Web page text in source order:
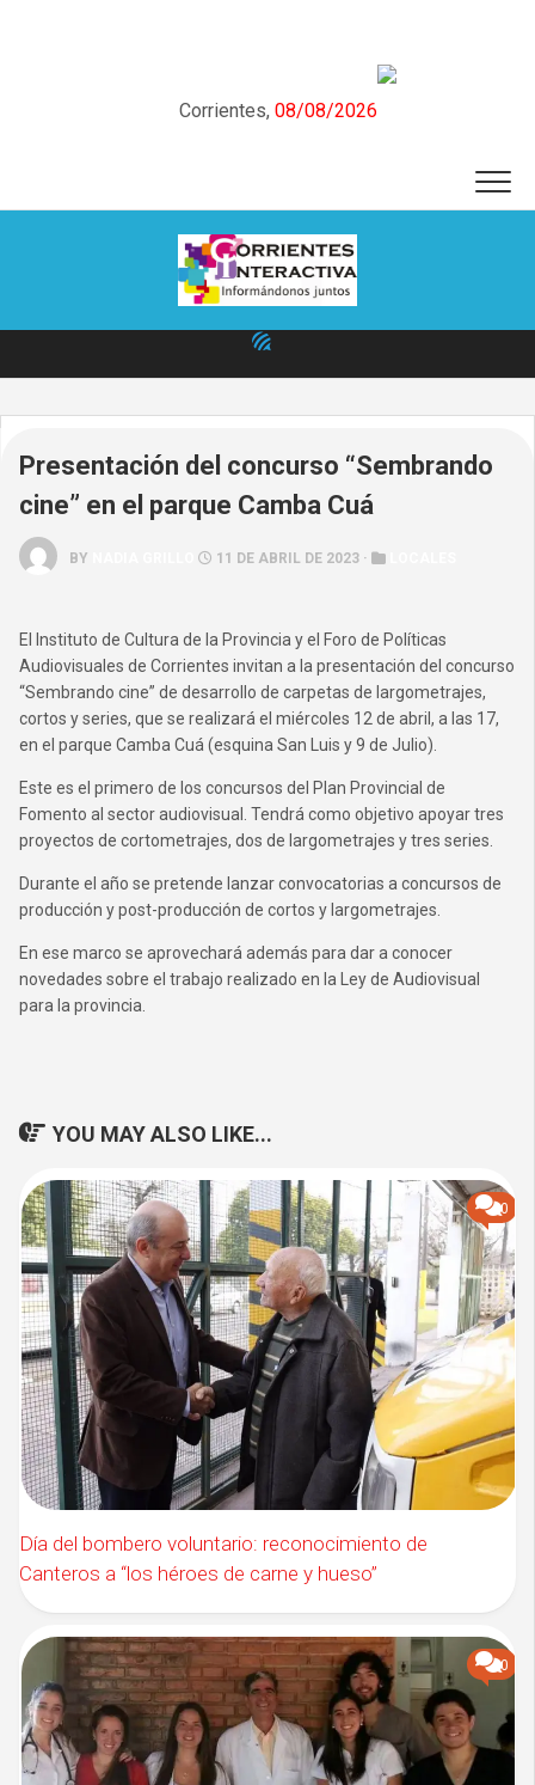
Corrientes, 08/08/2026
Presentación del concurso “Sembrando
cine” en el parque Camba Cuá
BY 11 DE ABRIL DE 2023 ·
El Instituto de Cultura de la Provincia y el Foro de Políticas
Audiovisuales de Corrientes invitan a la presentación del concurso
“Sembrando cine” de desarrollo de carpetas de largometrajes,
cortos y series, que se realizará el miércoles 12 de abril, a las 17,
en el parque Camba Cuá (esquina San Luis y 9 de Julio).
Este es el primero de los concursos del Plan Provincial de
Fomento al sector audiovisual. Tendrá como objetivo apoyar tres
proyectos de cortometrajes, dos de largometrajes y tres series.
Durante el año se pretende lanzar convocatorias a concursos de
producción y post-producción de cortos y largometrajes.
En ese marco se aprovechará además para dar a conocer
novedades sobre el trabajo realizado en la Ley de Audiovisual
para la provincia.
YOU MAY ALSO LIKE...
0
Día del bombero voluntario: reconocimiento de
Canteros a “los héroes de carne y hueso”
0